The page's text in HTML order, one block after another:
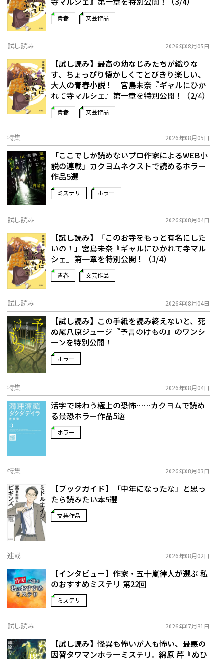
青春 文芸作品
試し読み 2026年08月05日
【試し読み】最高の幼なじみたちが織りな
す、ちょっぴり懐かしくてとびきり楽しい、
大人の青春小説！ 宮島未奈『ギャルにひか
れて寺マルシェ』第一章を特別公開！（2/4）
青春 文芸作品
特集 2026年08月05日
「ここでしか読めないプロ作家によるWEB小
説の連載」――カクヨムネクストで読めるホラー
作品5選
ミステリ ホラー
試し読み 2026年08月04日
【試し読み】「このお寺をもっと有名にした
いの！」宮島未奈『ギャルにひかれて寺マル
シェ』第一章を特別公開！（1/4）
青春 文芸作品
試し読み 2026年08月04日
【試し読み】この手紙を読み終えないと、死
ぬ――尾八原ジュージ『予言のけもの』のワンシ
ーンを特別公開！
ホラー
特集 2026年08月04日
活字で味わう極上の恐怖……カクヨムで読め
る最恐ホラー作品5選
ホラー
特集 2026年08月03日
【ブックガイド】「中年になったな」と思っ
たら読みたい本5選
文芸作品
連載 2026年08月02日
【インタビュー】作家・五十嵐律人が選ぶ 私
のおすすめミステリ 第22回
ミステリ
試し読み 2026年07月31日
【試し読み】怪異も怖いが人も怖い、最悪の
因習タワマンホラーミステリ。綿原 芹『ぬひ